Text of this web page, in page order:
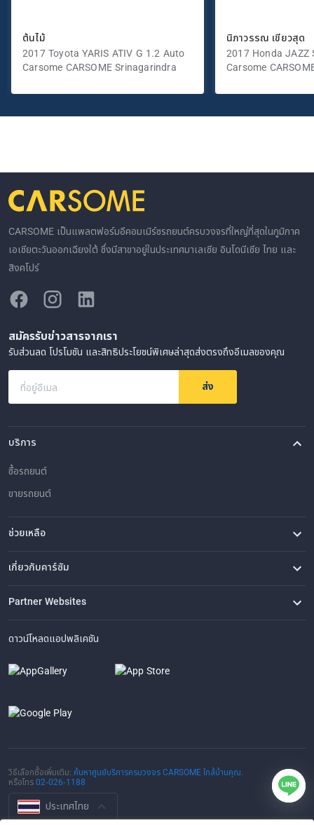
ต้นไม้
2017 Toyota YARIS ATIV G 1.2 Auto
Carsome CARSOME Srinagarindra
นิภาวรรณ เขียวสุด
2017 Honda JAZZ
Carsome
CARSOME เป็นแพลตฟอร์มอีคอมเมิร์ซรถยนต์ครบวงจรที่ใหญ่ที่สุดในภูมิภาค
เอเชียตะวันออกเฉียงใต้ ซึ่งมีสาขาอยู่ในประเทศมาเลเซีย อินโดนีเซีย ไทย และ
สิงคโปร์
สมัครรับข่าวสารจากเรา
รับส่วนลด โปรโมชัน และสิทธิประโยชน์พิเศษล่าสุดส่งตรงถึงอีเมลของคุณ
ที่อยู่อีเมล ส่ง
บริการ
ซื้อรถยนต์
ขายรถยนต์
ช่วยเหลือ
คำถามที่พบบ่อย
ติดต่อเรา
ที่ตั้งของเรา
เกี่ยวกับคาร์ซัม
เรื่องราวของเรา
ซื้อรถจาก CARSOME
บทความ
การแจ้งเบาะแส
ร่วมงานกับเรา
Partner Websites
AutoFun
One2Car
AutoSpinn
CarTimes
ดาวน์โหลดแอปพลิเคชัน
วิธีเลือกซื้อเพิ่มเติม: ค้นหาศูนย์บริการครบวงจร CARSOME ใกล้บ้านคุณ.
หรือโทร02-026-1188
ประเทศไทย